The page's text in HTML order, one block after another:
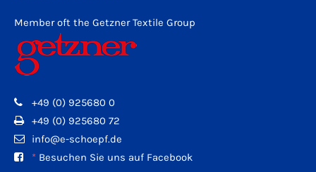
Member oft the Getzner Textile Group
+49 (0) 925680 0
+49 (0) 925680 72
info@e-schoepf.de
* Besuchen Sie uns auf Facebook